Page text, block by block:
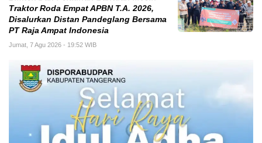
Traktor Roda Empat APBN T.A. 2026,
Disalurkan Distan Pandeglang Bersama
PT Raja Ampat Indonesia
Jumat, 7 Agu 2026 - 19:52 WIB